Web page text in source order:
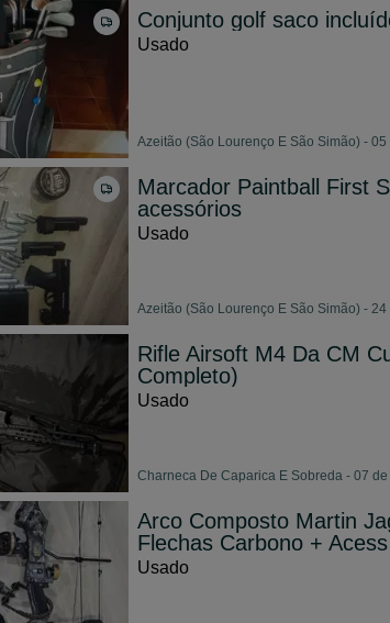
Conjunto golf saco
Usado
Azeitão (São Lourenço E São Simão) -
Marcador Paintball First
acessórios
Usado
Azeitão (São Lourenço E São Simão) -
Rifle Airsoft M4 Da CM
Completo)
Usado
Charneca De Caparica E Sobreda - 07
Arco Composto Martin
Flechas Carbono + Acess
Usado